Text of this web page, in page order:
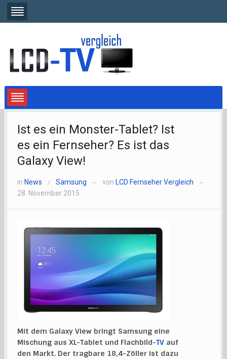
Ist es ein Monster-Tablet? Ist
es ein Fernseher? Es ist das
Galaxy View!
in News / Samsung — von LCD Fernseher Vergleich —
28. November 2015
Mit dem Galaxy View bringt Samsung eine
Mischung aus XL-Tablet und Flachbild-TV auf
den Markt. Der tragbare 18,4-Zöller ist dazu